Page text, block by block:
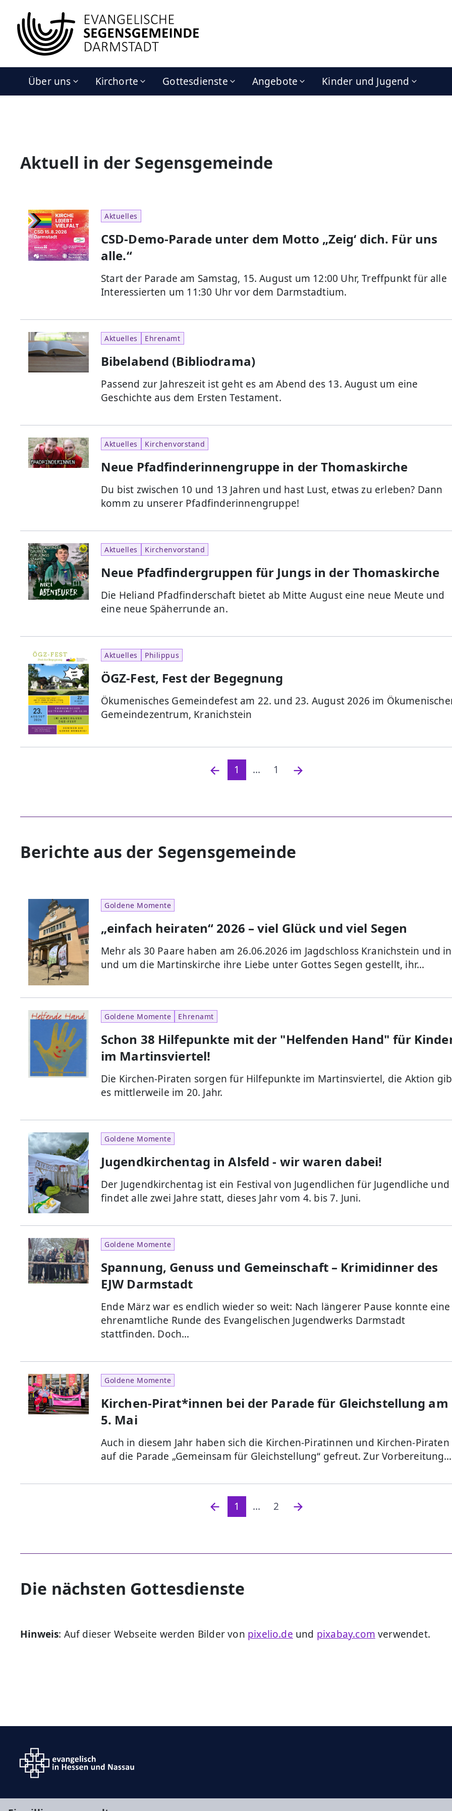
Über uns Kirchorte Gottesdienste Angebote Kinder und Jugend
Aktuell in der Segensgemeinde
Aktuelles
CSD-Demo-Parade unter dem Motto „Zeig‘ dich. Für uns
alle.“
Start der Parade am Samstag, 15. August um 12:00 Uhr, Treffpunkt für alle
Interessierten um 11:30 Uhr vor dem Darmstadtium.
Aktuelles Ehrenamt
Bibelabend (Bibliodrama)
Passend zur Jahreszeit ist geht es am Abend des 13. August um eine
Geschichte aus dem Ersten Testament.
Aktuelles Kirchenvorstand
Neue Pfadfinderinnengruppe in der Thomaskirche
Du bist zwischen 10 und 13 Jahren und hast Lust, etwas zu erleben? Dann
komm zu unserer Pfadfinderinnengruppe!
Aktuelles Kirchenvorstand
Neue Pfadfindergruppen für Jungs in der Thomaskirche
Die Heliand Pfadfinderschaft bietet ab Mitte August eine neue Meute und
eine neue Späherrunde an.
Aktuelles Philippus
ÖGZ-Fest, Fest der Begegnung
Ökumenisches Gemeindefest am 22. und 23. August 2026 im
Gemeindezentrum, Kranichstein
1 ... 1
Berichte aus der Segensgemeinde
Goldene Momente
„einfach heiraten“ 2026 – viel Glück und viel Segen
Mehr als 30 Paare haben am 26.06.2026 im Jagdschloss Kranichstein und in
und um die Martinskirche ihre Liebe unter Gottes Segen gestellt, ihr…
Goldene Momente Ehrenamt
Schon 38 Hilfepunkte mit der "Helfenden Hand" für
im Martinsviertel!
Die Kirchen-Piraten sorgen für Hilfepunkte im Martinsviertel, die Aktion
es mittlerweile im 20. Jahr.
Goldene Momente
Jugendkirchentag in Alsfeld - wir waren dabei!
Der Jugendkirchentag ist ein Festival von Jugendlichen für Jugendliche und
findet alle zwei Jahre statt, dieses Jahr vom 4. bis 7. Juni.
Goldene Momente
Spannung, Genuss und Gemeinschaft – Krimidinner des
EJW Darmstadt
Ende März war es endlich wieder so weit: Nach längerer Pause konnte eine
ehrenamtliche Runde des Evangelischen Jugendwerks Darmstadt
stattfinden. Doch…
Goldene Momente
Kirchen-Pirat*innen bei der Parade für Gleichstellung am
5. Mai
Auch in diesem Jahr haben sich die Kirchen-Piratinnen und Kirchen-Piraten
auf die Parade „Gemeinsam für Gleichstellung“ gefreut. Zur Vorbereitung…
1 ... 2
Die nächsten Gottesdienste
Hinweis: Auf dieser Webseite werden Bilder von pixelio.de und pixabay.com verwendet.